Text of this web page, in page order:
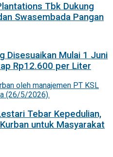
Tbk Dukung
Swasembada Pangan
Disesuaikan Mulai 1 Juni
Rp12.600 per Liter
Tebar Kepedulian,
untuk Masyarakat